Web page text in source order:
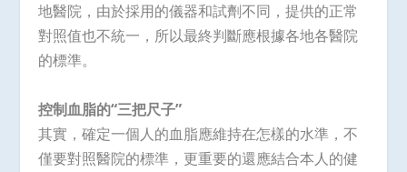
地醫院，由於採用的儀器和試劑不同，提供的正常
對照值也不統一，所以最終判斷應根據各地各醫院
的標準。
控制血脂的“三把尺子”
其實，確定一個人的血脂應維持在怎樣的水準，不
僅要對照醫院的標準，更重要的還應結合本人的健